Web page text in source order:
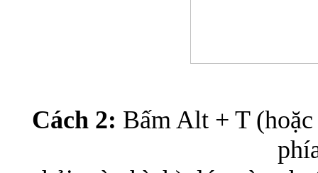
Cách 2: BấmAlt + T(hoặc